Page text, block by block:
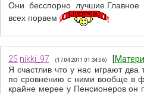
Они бесспорно
всех порвем
25 nikki_97 (17.04.2011 01:34:06) [
Я счастлив что у нас играют два
по сровнению с ними вообще в
крайне мерее у Пенсионеров он